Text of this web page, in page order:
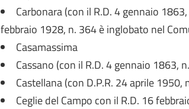
Carbonara (con il R.D. 4 gennaio
febbraio 1928, n. 364 è inglobato nel
Casamassima
Cassano (con il R.D. 4 gennaio 1863,
Castellana (con D.P.R. 24 aprile
Ceglie del Campo con il R.D. 16